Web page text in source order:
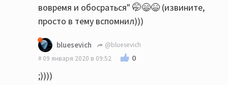
вовремя и обосраться" 🤭😄😆 (извините,
просто в тему вспомнил)))
bluesevich
@bluesevich
09 января 2020 в 09:52
0
;))))